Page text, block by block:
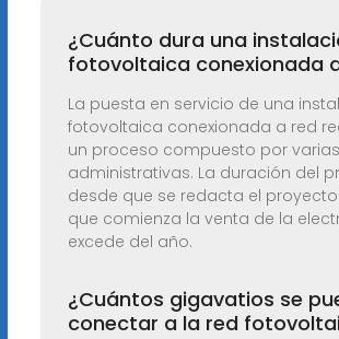
¿Cuánto dura una
fotovoltaica conexionada
La puesta en servicio de una
fotovoltaica conexionada a red
un proceso compuesto por
administrativas. La duración del
desde que se redacta el
que comienza la venta de la
excede del año.
¿Cuántos gigavatios se
conectar a la red